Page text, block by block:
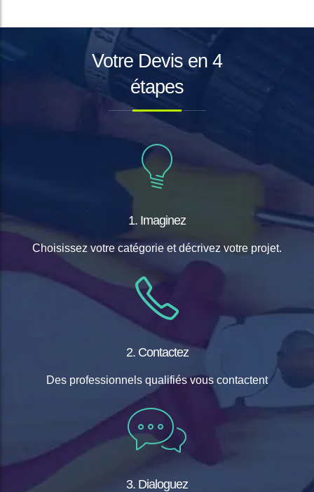
Votre Devis en 4
étapes
1. Imaginez
Choisissez votre catégorie et décrivez votre projet.
2. Contactez
Des professionnels qualifiés vous contactent
3. Dialoguez